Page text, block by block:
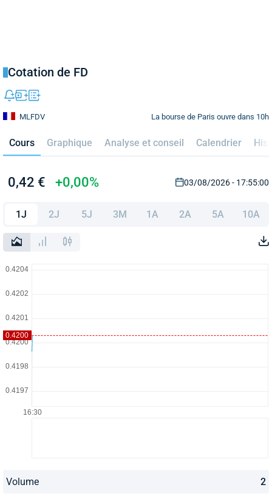
Cotation de FD
La bourse de Paris ouvre dans 10h
MLFDV
Cours Graphique Analyse et conseil Calendrier
0,42 € +0,00% 03/08/2026 - 17:55:00
1J 2J 5J 3M 1A 2A 5A 10A
Volume 2